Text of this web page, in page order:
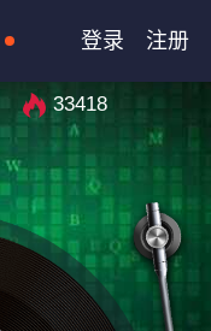
登录 注册
33418